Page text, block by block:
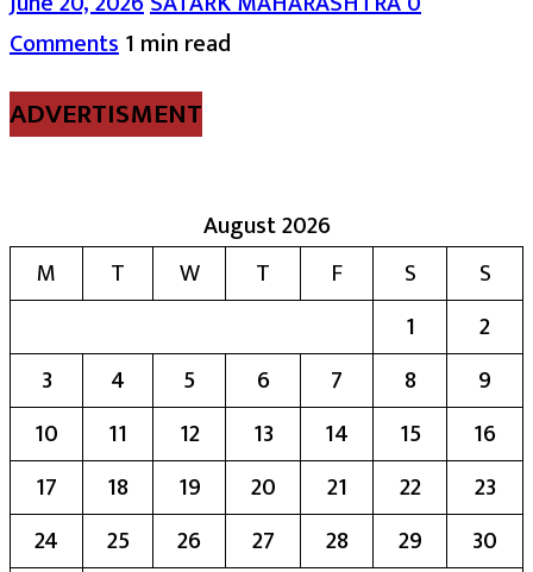
Comments1 min read
ADVERTISMENT
August 2026
M
T W T F S
S
1
2
3
4 5 6 7 8
9
10
11 12 13 14 15
16
17
18 19 20 21 22
23
24
25 26 27 28 29
30